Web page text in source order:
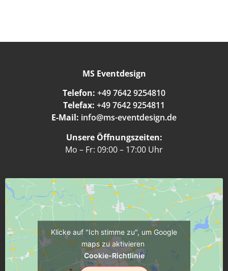
MS Eventdesign
Telefon: +49 7642 9254810
Telefax: +49 7642 9254811
E-Mail: info@ms-eventdesign.de
Unsere Öffnungszeiten:
Mo – Fr: 09:00 – 17:00 Uhr
Klicke auf "Ich stimme zu", um Google
maps zu aktivieren
Cookie-Richtlinie